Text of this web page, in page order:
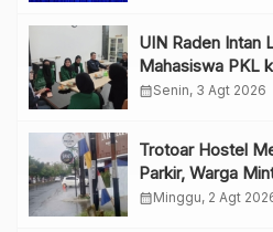
UIN Raden Intan
Mahasiswa PKL
calendar_monthSenin, 3 Agt 2026
Trotoar Hostel
Parkir, Warga
calendar_monthMinggu, 2 Agt